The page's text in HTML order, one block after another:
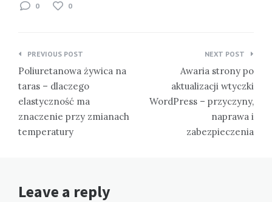
0 0
Nawigacja
wpisu
PREVIOUS POST
Poliuretanowa żywica na
taras – dlaczego
elastyczność ma
znaczenie przy zmianach
temperatury
NEXT POST
Awaria strony po
aktualizacji wtyczki
WordPress – przyczyny,
naprawa i
zabezpieczenia
Leave a reply